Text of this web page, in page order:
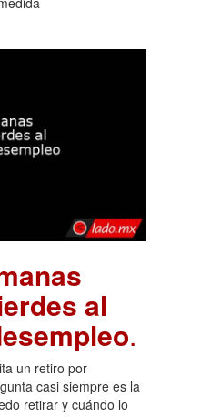
al
.
un retiro por
casi siempre es la
retirar y cuándo lo